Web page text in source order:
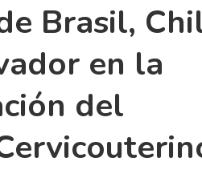
Brasil,
en la
del